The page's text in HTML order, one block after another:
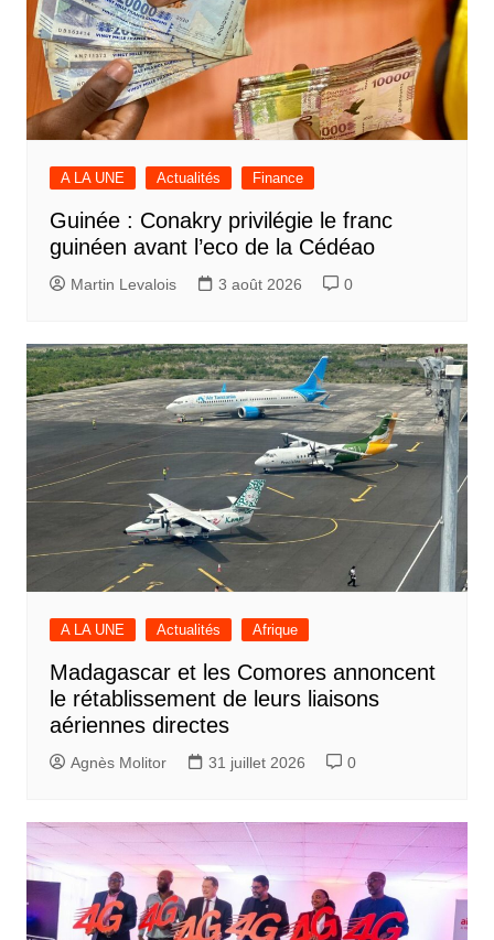
A LA UNE Actualités Finance
Guinée : Conakry privilégie le franc
guinéen avant l’eco de la Cédéao
Martin Levalois 3 août 2026 0
A LA UNE Actualités Afrique
Madagascar et les Comores annoncent
le rétablissement de leurs liaisons
aériennes directes
Agnès Molitor 31 juillet 2026 0